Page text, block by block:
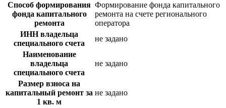
Способ формирования
фонда капитального
ремонта
Формирование фонда капитального
ремонта на счете регионального
оператора
ИНН владельца
специального счета
не задано
Наименование
владельца
специального счета
не задано
Размер взноса на
капитальный ремонт за
1 кв. м
не задано